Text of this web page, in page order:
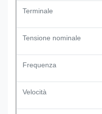
Terminale
Tensione nominale
Frequenza
Velocità